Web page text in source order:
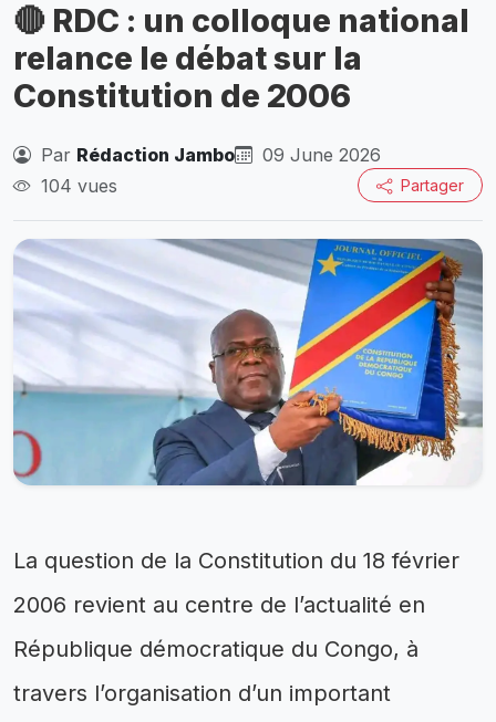
🔴 RDC : un colloque national
relance le débat sur la
Constitution de 2006
Par Rédaction Jambo
09 June 2026
104 vues
Partager
La question de la Constitution du 18 février
2006 revient au centre de l’actualité en
République démocratique du Congo, à
travers l’organisation d’un important